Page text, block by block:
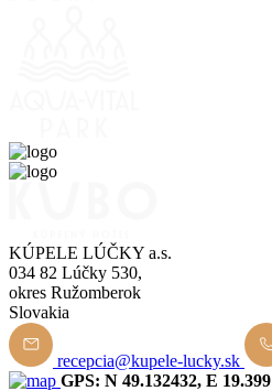
KÚPELE LÚČKY a.s.
034 82 Lúčky 530,
okres Ružomberok
Slovakia
recepcia@kupele-lucky.sk
GPS: N 49.132432, E